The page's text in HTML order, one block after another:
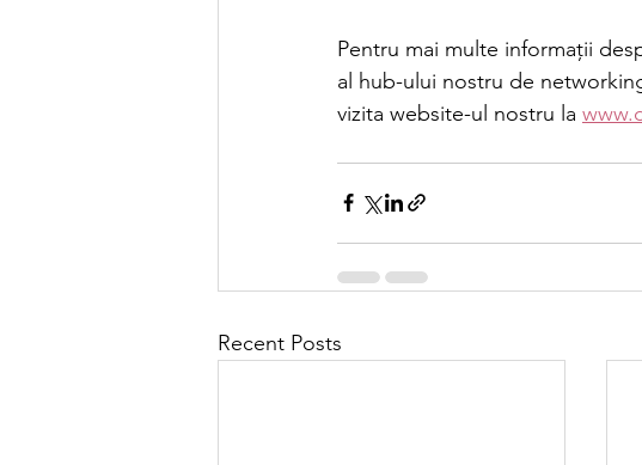
Pentru mai multe informații
al hub-ului nostru de
vizita website-ul nostru la
Recent Posts